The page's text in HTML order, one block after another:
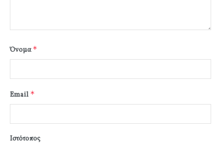
Όνομα*
Email *
Ιστότοπος